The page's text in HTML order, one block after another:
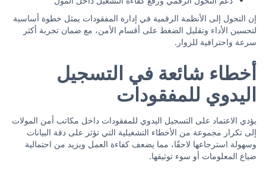
إن التحول إلى الأنظمة الرقمية في إدارة المفقودات يمثل خطوة أساسية
لتحسين الأداء وتقليل الضغط على أقسام الأمن، مع ضمان تجربة أكثر
سرعة واحترافية للزوار.
أخطاء شائعة في التسجيل
اليدوي للمفقودات
يؤدي الاعتماد على التسجيل اليدوي للمفقودات داخل مكاتب أمن المولات
إلى تكرار مجموعة من الأخطاء التشغيلية التي تؤثر على دقة البيانات
وسهولة استرجاعها لاحقًا، مما يضعف كفاءة العمل ويزيد من احتمالية
ضياع المعلومات أو سوء توثيقها.